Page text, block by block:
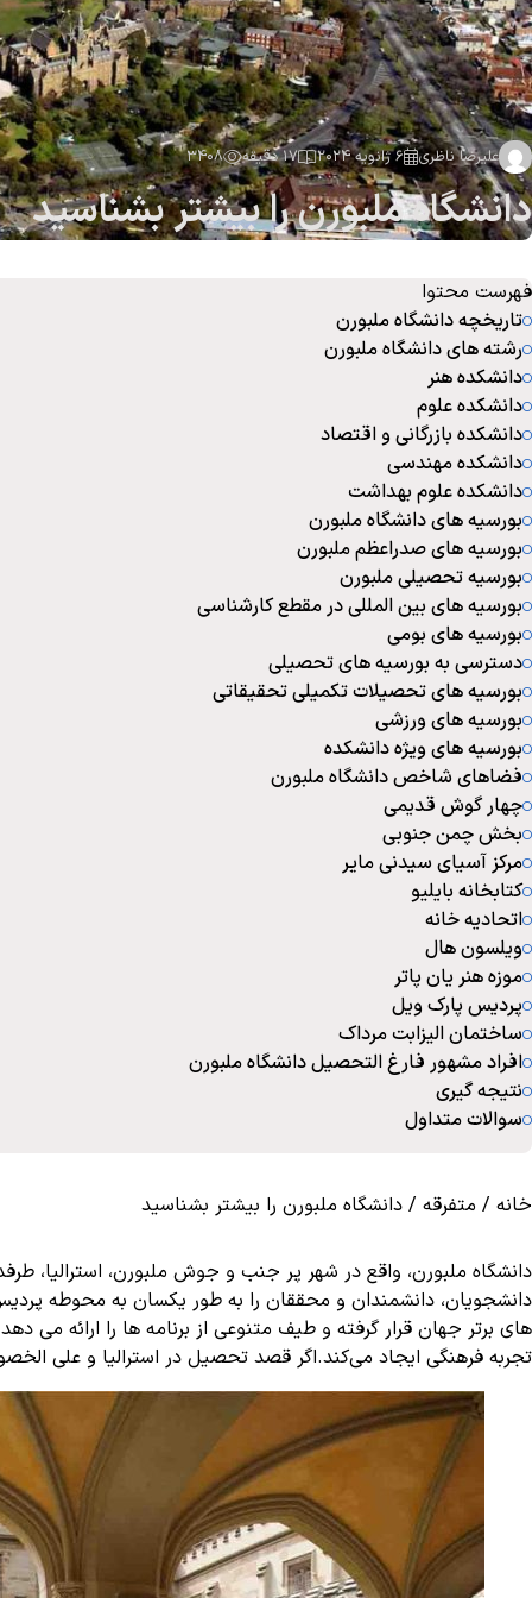
علیرضا ناظری 6 ژانویه 2024 17 دقیقه 3408
دانشگاه ملبورن را بیشتر بشناسید
فهرست محتوا
تاریخچه دانشگاه ملبورن
رشته های دانشگاه ملبورن
دانشکده هنر
دانشکده علوم
دانشکده بازرگانی و اقتصاد
دانشکده مهندسی
دانشکده علوم بهداشت
بورسیه های دانشگاه ملبورن
بورسیه های صدراعظم ملبورن
بورسیه تحصیلی ملبورن
بورسیه های بین المللی در مقطع کارشناسی
بورسیه های بومی
دسترسی به بورسیه های تحصیلی
بورسیه های تحصیلات تکمیلی تحقیقاتی
بورسیه های ورزشی
بورسیه های ویژه دانشکده
فضاهای شاخص دانشگاه ملبورن
چهار گوش قدیمی
بخش چمن جنوبی
مرکز آسیای سیدنی مایر
کتابخانه بایلیو
اتحادیه خانه
ویلسون هال
موزه هنر یان پاتر
پردیس پارک ویل
ساختمان الیزابت مرداک
افراد مشهور فارغ التحصیل دانشگاه ملبورن
نتیجه گیری
سوالات متداول
خانه / متفرقه / دانشگاه ملبورن را بیشتر بشناسید
دانشجویان، دانشمندان و محققان را به طور یکسان به محوطه
های برتر جهان قرار گرفته و طیف متنوعی از برنامه ها را ارائه
تجربه فرهنگی ایجاد می‌کند.اگر قصد تحصیل در استرالیا و علی